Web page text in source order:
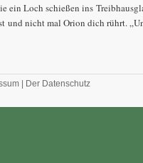
ein Loch schießen ins
und nicht mal Orion dich rührt.
Der Datenschutz